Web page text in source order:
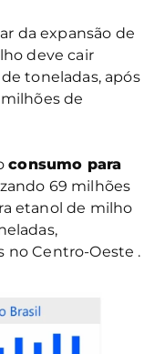
da expansão de
deve cair
toneladas, após
de
consumo para
69 milhões
etanol de milho
no Centro-Oeste .